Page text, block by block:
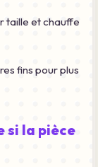
taille et chauffe
fins pour plus
si la pièce